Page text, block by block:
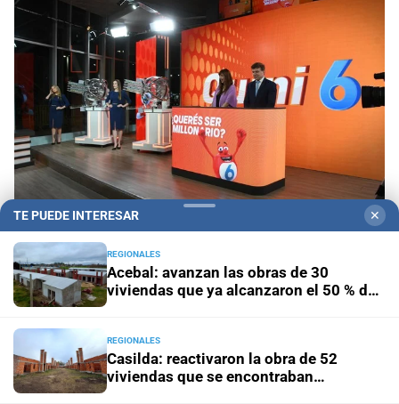
Más de 3.1 millones de cupones
Aniversario del
Quini 6: USD 3 millones y más de $4.350 millones
repartidos en premios
Sobre el Paraná
Así fueron las primeras pruebas de la
nueva flota aérea para combatir incendios en Santa Fe
TE PUEDE INTERESAR ✕
REGIONALES
Acebal: avanzan las obras de 30
viviendas que ya alcanzaron el 50 % de
REGIONALES
Casilda: reactivaron la obra de 52
viviendas que se encontraban